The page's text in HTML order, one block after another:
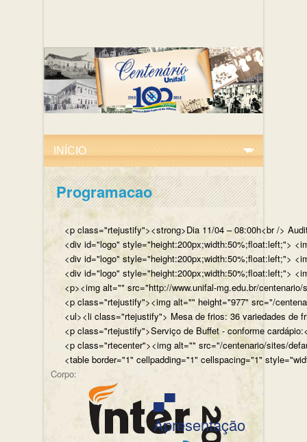
Programacao
<p class="rtejustify"><strong>Dia 11/04 – 08:00h<br />
<div id="logo" style="height:200px;width:50%;float:left;">
<div id="logo" style="height:200px;width:50%;float:left;">
<div id="logo" style="height:200px;width:50%;float:left;">
<p><img alt="" src="http://www.unifal-mg.edu.br/
<p class="rtejustify"><img alt="" height="977" src="/
<ul><li class="rtejustify"> Mesa de frios: 36 variedades de
<p class="rtejustify">Serviço de Buffet - conforme
<p class="rtecenter"><img alt="" src="/centenario/sites/
<table border="1" cellpadding="1" cellspacing="1"
Corpo:
▄▀
Apresentação